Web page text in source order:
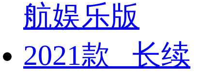
航娱乐版
2021款 长续